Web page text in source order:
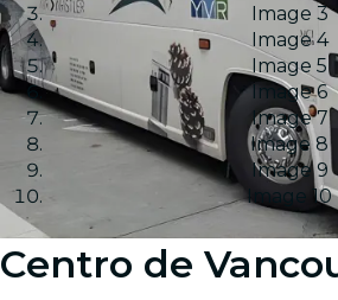
Image 3
Image 4
Image 5
Image 6
Image 7
Image 8
Image 9
Image 10
Centro de